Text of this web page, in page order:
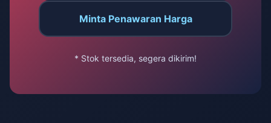
Minta Penawaran Harga
* Stok tersedia, segera dikirim!